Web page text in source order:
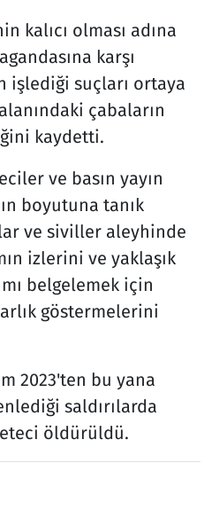
kalıcı olması adına
karşı
işlediği suçları ortaya
çabaların
kaydetti.
ve basın yayın
boyutuna tanık
ve siviller aleyhinde
izlerini ve yaklaşık
belgelemek için
göstermelerini
2023'ten bu yana
saldırılarda
öldürüldü.